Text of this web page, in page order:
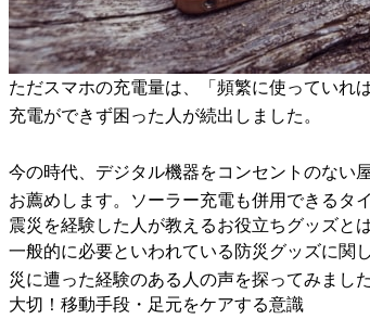
ただスマホの充電量は、「頻繁に使っていれ
充電ができず困った人が続出しました。
今の時代、デジタル機器をコンセントのない
お薦めします。ソーラー充電も併用できるタ
震災を経験した人が教えるお役立ちグッズと
一般的に必要といわれている防災グッズに関
災に遭った経験のある人の声を探ってみました
大切！移動手段・足元をケアする意識